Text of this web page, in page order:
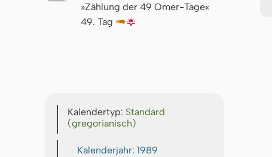
»Zählung der 49 Omer-Tage«
49. Tag ↦🌇
Kalendertyp: Standard
(gregorianisch)
Kalenderjahr: 1989